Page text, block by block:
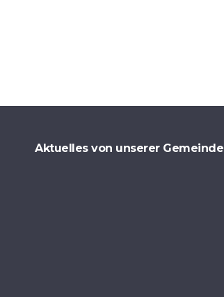
Aktuelles von unserer Gemeinde